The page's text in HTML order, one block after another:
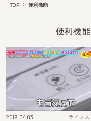
TOP 便利機能
便利機
2019.04.03 ライフ